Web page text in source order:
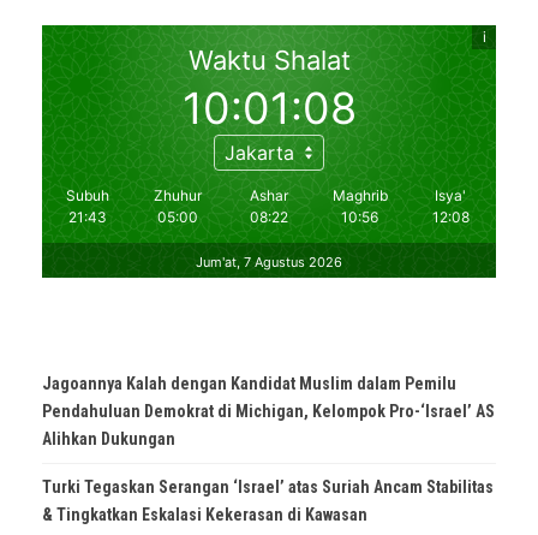
Jagoannya Kalah dengan Kandidat Muslim dalam Pemilu
Pendahuluan Demokrat di Michigan, Kelompok Pro-‘Israel’ AS
Alihkan Dukungan
Turki Tegaskan Serangan ‘Israel’ atas Suriah Ancam Stabilitas
& Tingkatkan Eskalasi Kekerasan di Kawasan